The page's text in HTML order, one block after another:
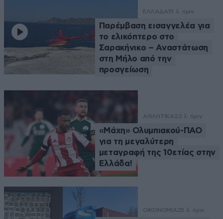
ΕΛΛΑΔΑ 15 λ. πριν
Παρέμβαση εισαγγελέα για
το ελικόπτερο στο
Σαρακήνικο – Αναστάτωση
στη Μήλο από την
προσγείωση
ΑΘΛΗΤΙΚΑ22 λ. πριν
«Μάχη» Ολυμπιακού-ΠΑΟ
για τη μεγαλύτερη
μεταγραφή της 10ετίας στην
Ελλάδα!
ΟΙΚΟΝΟΜΙΑ 25 λ. πριν